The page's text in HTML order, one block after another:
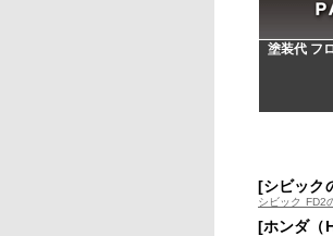
塗装代 フ
[シビック
シビック FD2
[ホンダ（